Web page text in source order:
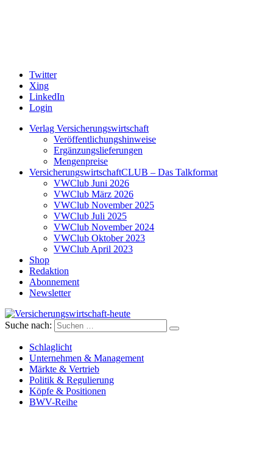
Twitter
Xing
LinkedIn
Login
Verlag Versicherungswirtschaft
Veröffentlichungshinweise
Ergänzungslieferungen
Mengenpreise
VersicherungswirtschaftCLUB – Das Talkformat
VWClub Juni 2026
VWClub März 2026
VWClub November 2025
VWClub Juli 2025
VWClub November 2024
VWClub Oktober 2023
VWClub April 2023
Shop
Redaktion
Abonnement
Newsletter
Versicherungswirtschaft-heute
Suche nach:
Schlaglicht
Unternehmen & Management
Märkte & Vertrieb
Politik & Regulierung
Köpfe & Positionen
BWV-Reihe